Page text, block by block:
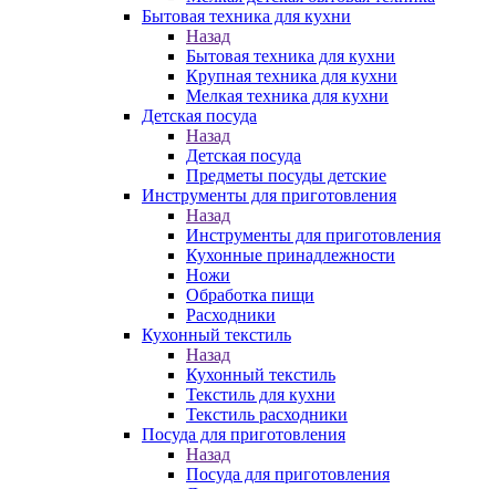
Бытовая техника для кухни
Назад
Бытовая техника для кухни
Крупная техника для кухни
Мелкая техника для кухни
Детская посуда
Назад
Детская посуда
Предметы посуды детские
Инструменты для приготовления
Назад
Инструменты для приготовления
Кухонные принадлежности
Ножи
Обработка пищи
Расходники
Кухонный текстиль
Назад
Кухонный текстиль
Текстиль для кухни
Текстиль расходники
Посуда для приготовления
Назад
Посуда для приготовления